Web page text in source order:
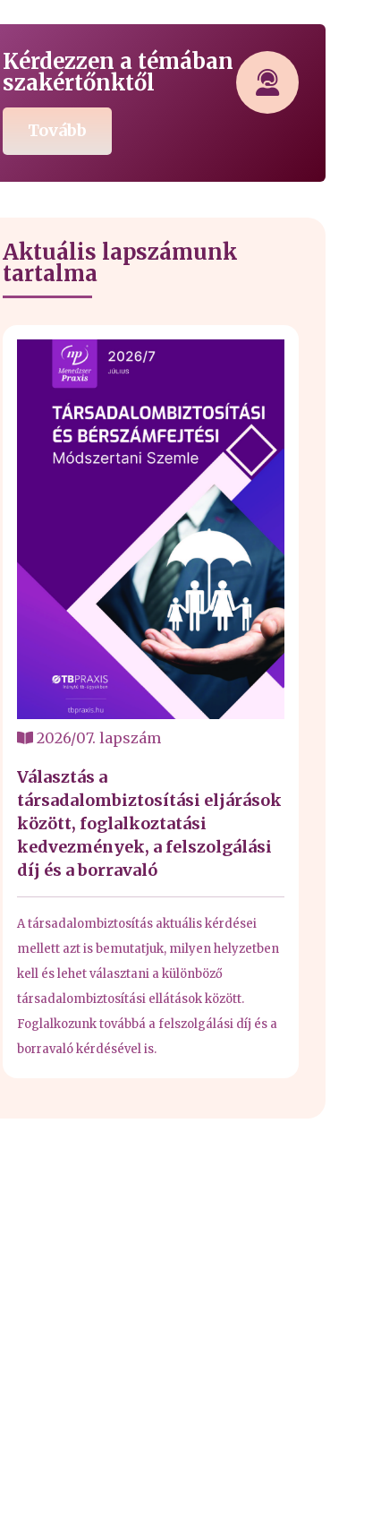
Kérdezzen a témában
szakértőnktől
Tovább
Aktuális lapszámunk
tartalma
2026/07. lapszám
Választás a
társadalombiztosítási eljárások
között, foglalkoztatási
kedvezmények, a felszolgálási
díj és a borravaló
A társadalombiztosítás aktuális kérdései
mellett azt is bemutatjuk, milyen helyzetben
kell és lehet választani a különböző
társadalombiztosítási ellátások között.
Foglalkozunk továbbá a felszolgálási díj és a
borravaló kérdésével is.